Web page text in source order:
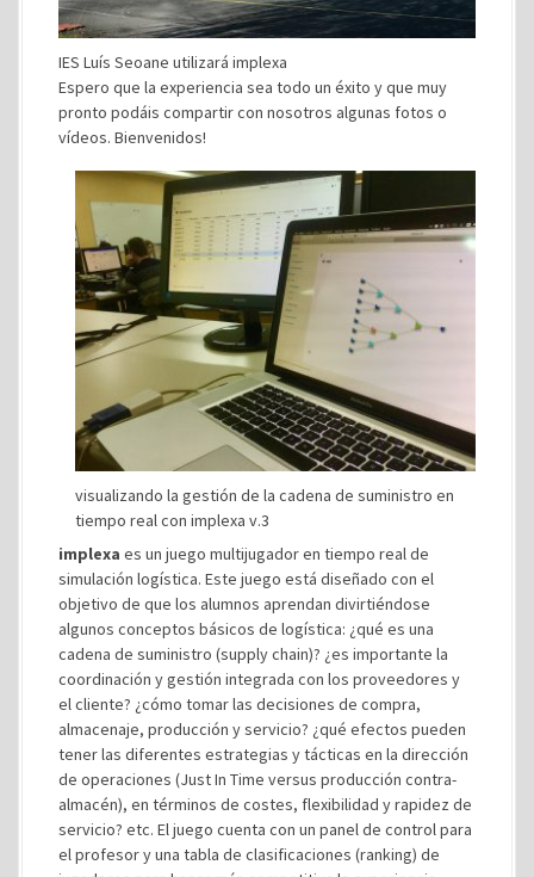
IES Luís Seoane utilizará implexa
Espero que la experiencia sea todo un éxito y que muy
pronto podáis compartir con nosotros algunas fotos o
vídeos. Bienvenidos!
visualizando la gestión de la cadena de suministro en
tiempo real con implexa v.3
implexa es un juego multijugador en tiempo real de
simulación logística. Este juego está diseñado con el
objetivo de que los alumnos aprendan divirtiéndose
algunos conceptos básicos de logística: ¿qué es una
cadena de suministro (supply chain)? ¿es importante la
coordinación y gestión integrada con los proveedores y
el cliente? ¿cómo tomar las decisiones de compra,
almacenaje, producción y servicio? ¿qué efectos pueden
tener las diferentes estrategias y tácticas en la dirección
de operaciones (Just In Time versus producción contra-
almacén), en términos de costes, flexibilidad y rapidez de
servicio? etc. El juego cuenta con un panel de control para
el profesor y una tabla de clasificaciones (ranking) de